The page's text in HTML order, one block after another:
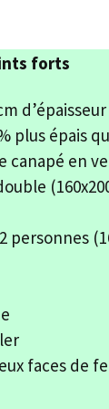
forts
d’épaisseur
plus épais
canapé en
faces de